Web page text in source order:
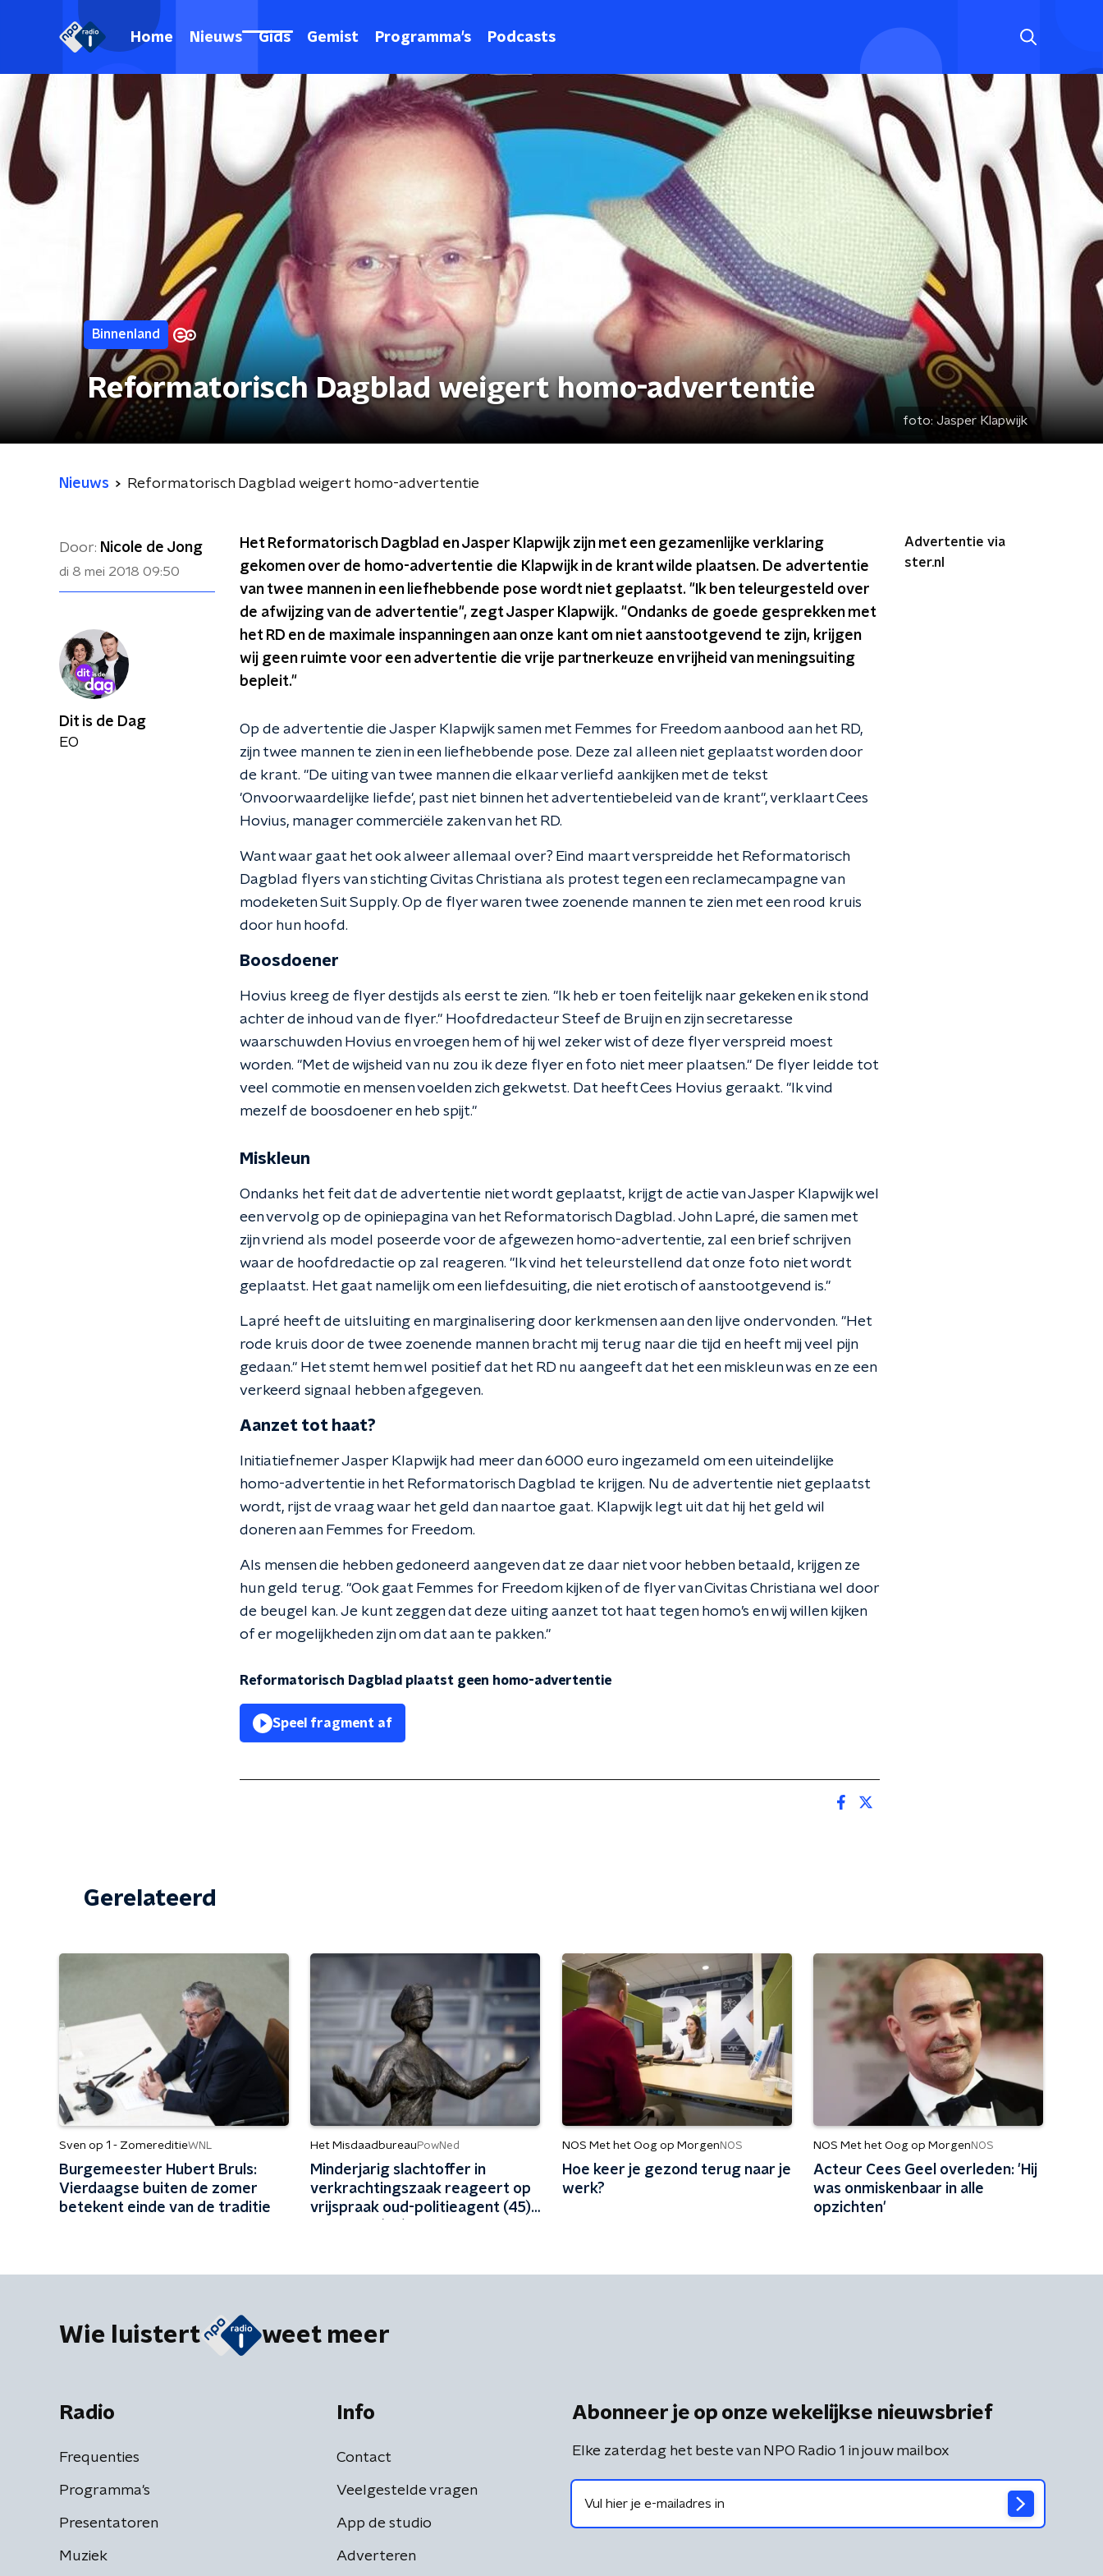
Home Nieuws Gids Gemist Programma's Podcasts
Binnenland
Reformatorisch Dagblad weigert homo-advertentie
foto: Jasper Klapwijk
Nieuws Reformatorisch Dagblad weigert homo-advertentie
Door: Nicole de Jong
di 8 mei 2018 09:50
Het Reformatorisch Dagblad en Jasper Klapwijk zijn met een gezamenlijke verklaring
gekomen over de homo-advertentie die Klapwijk in de krant wilde plaatsen. De advertentie
van twee mannen in een liefhebbende pose wordt niet geplaatst. "Ik ben teleurgesteld over
de afwijzing van de advertentie", zegt Jasper Klapwijk. "Ondanks de goede gesprekken met
het RD en de maximale inspanningen aan onze kant om niet aanstootgevend te zijn, krijgen
wij geen ruimte voor een advertentie die vrije partnerkeuze en vrijheid van meningsuiting
bepleit."
Op de advertentie die Jasper Klapwijk samen met Femmes for Freedom aanbood aan het RD,
zijn twee mannen te zien in een liefhebbende pose. Deze zal alleen niet geplaatst worden door
de krant. "De uiting van twee mannen die elkaar verliefd aankijken met de tekst
'Onvoorwaardelijke liefde', past niet binnen het advertentiebeleid van de krant", verklaart Cees
Hovius, manager commerciële zaken van het RD.
Want waar gaat het ook alweer allemaal over? Eind maart verspreidde het Reformatorisch
Dagblad flyers van stichting Civitas Christiana als protest tegen een reclamecampagne van
modeketen Suit Supply. Op de flyer waren twee zoenende mannen te zien met een rood kruis
door hun hoofd.
Boosdoener
Hovius kreeg de flyer destijds als eerst te zien. "Ik heb er toen feitelijk naar gekeken en ik stond
achter de inhoud van de flyer." Hoofdredacteur Steef de Bruijn en zijn secretaresse
waarschuwden Hovius en vroegen hem of hij wel zeker wist of deze flyer verspreid moest
worden. "Met de wijsheid van nu zou ik deze flyer en foto niet meer plaatsen." De flyer leidde tot
veel commotie en mensen voelden zich gekwetst. Dat heeft Cees Hovius geraakt. "Ik vind
mezelf de boosdoener en heb spijt."
Miskleun
Ondanks het feit dat de advertentie niet wordt geplaatst, krijgt de actie van Jasper Klapwijk wel
een vervolg op de opiniepagina van het Reformatorisch Dagblad. John Lapré, die samen met
zijn vriend als model poseerde voor de afgewezen homo-advertentie, zal een brief schrijven
waar de hoofdredactie op zal reageren. "Ik vind het teleurstellend dat onze foto niet wordt
geplaatst. Het gaat namelijk om een liefdesuiting, die niet erotisch of aanstootgevend is."
Lapré heeft de uitsluiting en marginalisering door kerkmensen aan den lijve ondervonden. "Het
rode kruis door de twee zoenende mannen bracht mij terug naar die tijd en heeft mij veel pijn
gedaan." Het stemt hem wel positief dat het RD nu aangeeft dat het een miskleun was en ze een
verkeerd signaal hebben afgegeven.
Aanzet tot haat?
Initiatiefnemer Jasper Klapwijk had meer dan 6000 euro ingezameld om een uiteindelijke
homo-advertentie in het Reformatorisch Dagblad te krijgen. Nu de advertentie niet geplaatst
wordt, rijst de vraag waar het geld dan naartoe gaat. Klapwijk legt uit dat hij het geld wil
doneren aan Femmes for Freedom.
Als mensen die hebben gedoneerd aangeven dat ze daar niet voor hebben betaald, krijgen ze
hun geld terug. "Ook gaat Femmes for Freedom kijken of de flyer van Civitas Christiana wel door
de beugel kan. Je kunt zeggen dat deze uiting aanzet tot haat tegen homo’s en wij willen kijken
of er mogelijkheden zijn om dat aan te pakken."
Reformatorisch Dagblad plaatst geen homo-advertentie
Speel fragment af
Advertentie via
ster.nl
Dit is de Dag
EO
Gerelateerd
Sven op 1 - ZomereditieWNL
Burgemeester Hubert Bruls:
Vierdaagse buiten de zomer
betekent einde van de traditie
Het Misdaadbureau PowNed
Minderjarig slachtoffer in
verkrachtingszaak reageert op
vrijspraak oud-politieagent (45)
NOS Met het Oog op Morgen NOS
Hoe keer je gezond terug naar je
werk?
NOS Met het Oog op Morgen NOS
Acteur Cees Geel overleden: 'Hij
was onmiskenbaar in alle
opzichten'
Wie luistert weet meer
Radio
Frequenties
Programma's
Presentatoren
Muziek
Info
Contact
Veelgestelde vragen
App de studio
Adverteren
Abonneer je op onze wekelijkse nieuwsbrief
Elke zaterdag het beste van NPO Radio 1 in jouw mailbox